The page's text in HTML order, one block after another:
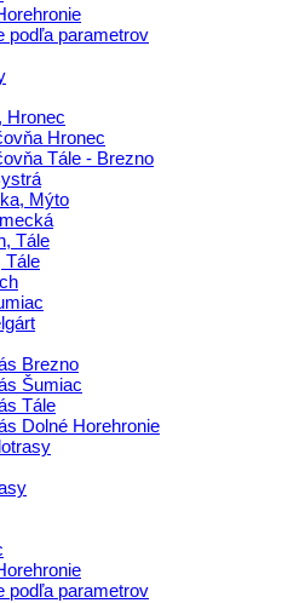
podľa parametrov
Hronec
Hronec
Tále - Brezno
Mýto
Tále
Tále
Brezno
Šumiac
Tále
Dolné Horehronie
podľa parametrov